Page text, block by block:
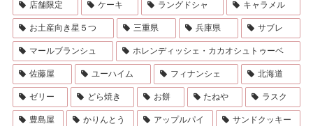
店舗限定 ケーキ ラングドシャ キャラメル
お土産向き星５つ 三重県 兵庫県 サブレ
マールブランシュ ホレンディッシェ・カカオシュトゥーベ
佐藤屋 ユーハイム フィナンシェ 北海道
ゼリー どら焼き お餅 たねや ラスク
豊島屋 かりんとう アップルパイ サンドクッキー